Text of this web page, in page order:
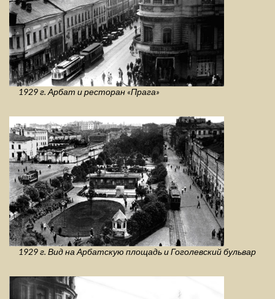
1929 г. Арбат и ресторан «Прага»
1929 г. Вид на Арбатскую площадь и Гоголевский бульвар